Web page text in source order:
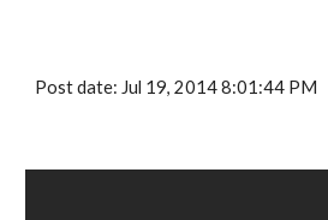
Post date: Jul 19, 2014 8:01:44 PM